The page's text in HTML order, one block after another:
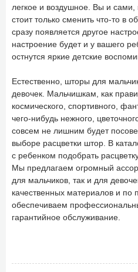
легкое и воздушное. Вы и сами,
стоит только сменить что-то в
сразу появляется другое
настроение будет и у вашего
остнутся яркие детские
Естественно, шторы для
девочек. Мальчишкам, как
космического, спортивного,
чего-нибудь нежного,
совсем не лишним будет
выборе расцветки штор. В
с ребенком подобрать
Мы предлагаем огромный
для мальчиков, так и для
качественных материалов и
обеспечиваем
гарантийное обслуживание.